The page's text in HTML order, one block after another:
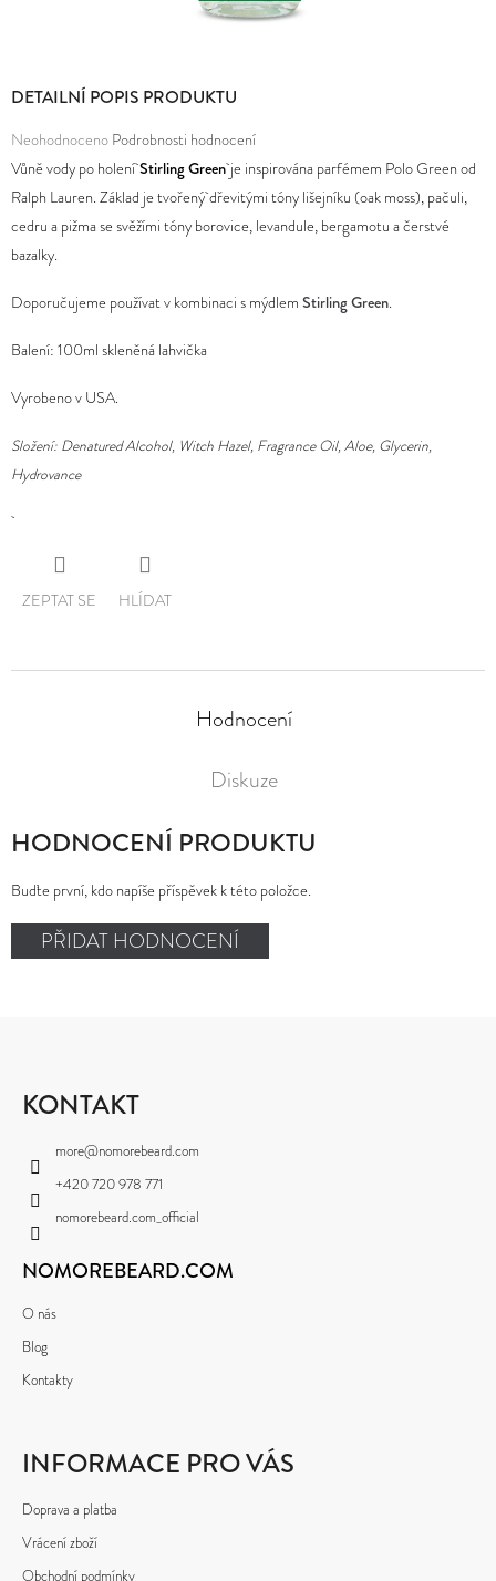
DETAILNÍ POPIS PRODUKTU
Průměrné
hodnocení
produktu
je
0,0
5
hvězdiček.
Neohodnoceno Podrobnosti hodnocení
Vůně vody po holeníStirling Greenje inspirována parfémem Polo Green od
Ralph Lauren. Základ je tvořenýdřevitými tóny lišejníku (oak moss), pačuli,
cedru a pižma se svěžími tóny borovice, levandule, bergamotu a čerstvé
bazalky.
Doporučujeme používat v kombinaci s mýdlem Stirling Green.
Balení: 100ml skleněná lahvička
Vyrobeno v USA.
Složení: Denatured Alcohol, Witch Hazel, Fragrance Oil, Aloe, Glycerin,
Hydrovance
ZEPTAT SE HLÍDAT
Hodnocení
Diskuze
HODNOCENÍ PRODUKTU
Buďte první, kdo napíše příspěvek k této položce.
PŘIDAT HODNOCENÍ
HLEDAT
D
O
P
O
R
U
Č
U
E
M
E
KONTAKT
more@nomorebeard.com
+420 720 978 771
nomorebeard.com_official
NOMOREBEARD.COM
O nás
Blog
Kontakty
INFORMACE PRO VÁS
Doprava a platba
Vrácení zboží
Obchodní podmínky